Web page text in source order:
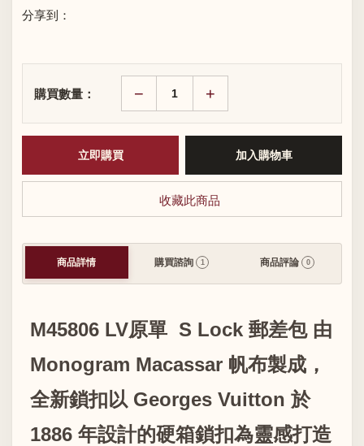
分享到：
購買數量： +
−
收藏此商品
商品詳情 購買諮詢 1 商品評論 0
M45806 LV原單 S Lock 郵差包 由
Monogram Macassar 帆布製成，
全新鎖扣以 Georges Vuitton 於
1886 年設計的硬箱鎖扣為靈感打造